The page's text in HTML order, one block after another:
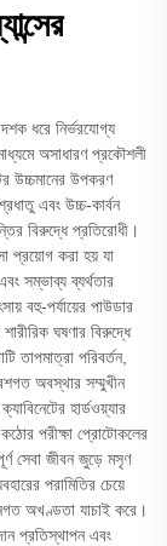
ধরে নির্ভরযোগ্য
অসাধারণ প্রকৌশলী
উচ্চমানের উপকরণ
এবং উচ্চ-কার্বন
বিরুদ্ধে প্রতিরোধী।
প্রয়োগ করা হয় যা
সম্ভাব্য ব্যর্থতার
বহু-পর্যায়ের পাউডার
ঘষণার বিরুদ্ধে
তাপমাত্রা পরিবর্তন,
অবস্থার সম্মুখীন
হার্ডওয়্যার
পরীক্ষা প্রোটোকলের
সেবা জীবন জুড়ে মসৃণ
পরামিতির চেয়ে
অখণ্ডতা যাচাই করে।
প্রতিস্থাপন এবং